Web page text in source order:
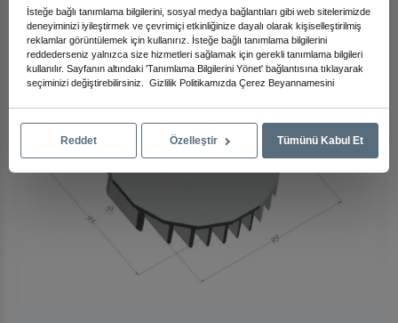
İsteğe bağlı tanımlama bilgilerini, sosyal medya bağlantıları gibi web sitelerimizde
deneyiminizi iyileştirmek ve çevrimiçi etkinliğinize dayalı olarak kişiselleştirilmiş
reklamlar görüntülemek için kullanırız. İsteğe bağlı tanımlama bilgilerini
reddederseniz yalnızca size hizmetleri sağlamak için gerekli tanımlama bilgileri
kullanılır. Sayfanın altındaki 'Tanımlama Bilgilerini Yönet' bağlantısına tıklayarak
seçiminizi değiştirebilirsiniz. Gizlilik Politikamızda Çerez Beyannamesini
Reddet Özelleştir Tümünü Kabul Et